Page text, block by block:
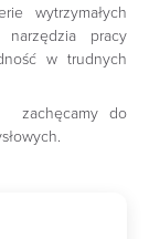
wytrzymałych
narzędzia pracy
w trudnych
zachęcamy do